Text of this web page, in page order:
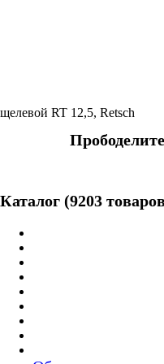
щелевой RT 12,5, Retsch
Каталог (9203